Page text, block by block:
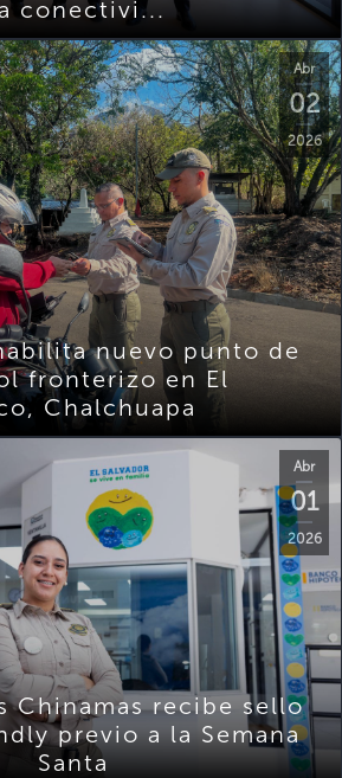
conectivi...
Abr
02
2026
nuevo punto de
fronterizo en El
Chalchuapa
Abr
01
2026
Chinamas recibe sello
previo a la Semana
Santa